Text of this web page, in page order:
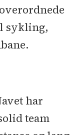
sykling,
har
team